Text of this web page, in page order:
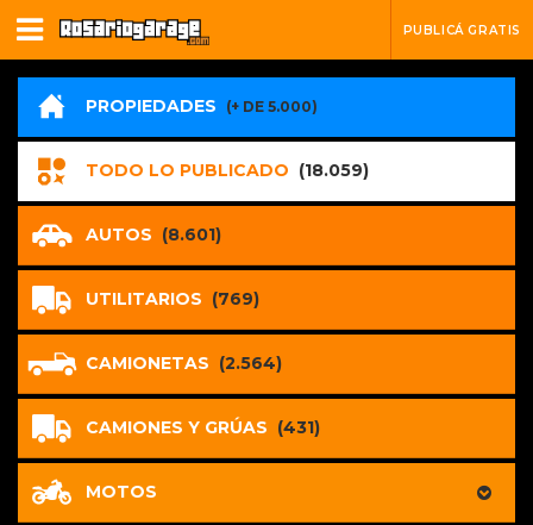
PUBLICÁ GRATIS
PROPIEDADES (+ DE 5.000)
TODO LO PUBLICADO (18.059)
AUTOS (8.601)
UTILITARIOS (769)
CAMIONETAS (2.564)
CAMIONES Y GRÚAS (431)
MOTOS